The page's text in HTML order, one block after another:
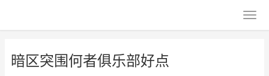
暗区突围何者俱乐部好点